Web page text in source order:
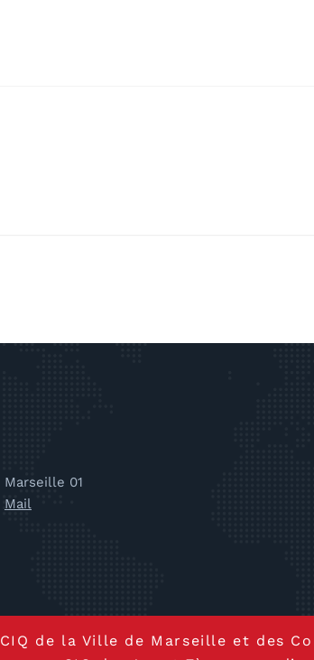
Marseille 01
Mail
de la Ville de Marseille et des